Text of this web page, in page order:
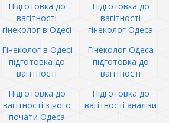
Підготовка до
вагітності
гінеколог в Одесі
Підготовка до
вагітності
гінеколог Одеса
Гінеколог в Одесі
підготовка до
вагітності
Гінеколог Одеса
підготовка до
вагітності
Підготовка до
вагітності з чого
почати Одеса
Підготовка до
вагітності аналізи